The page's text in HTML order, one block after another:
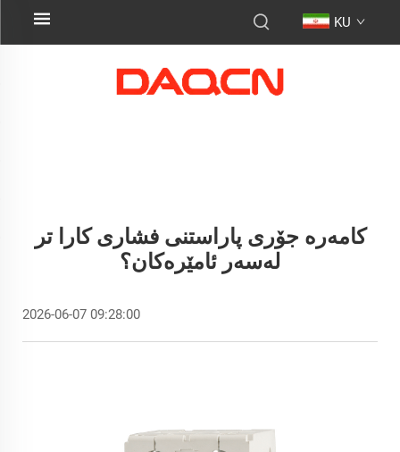
KU
کامەرە جۆری پاراستنی فشاری کارا تر
لەسەر ئامێرەکان؟
2026-06-07 09:28:00